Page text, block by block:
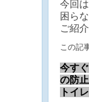
今回
困ら
ご紹
この記
今す
の防止
トイ